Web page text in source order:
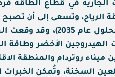
الجارية في قطاع الطاقة
وتسعى إلى أن تصبح
الوصول إلى 42% طاقة
الأخضر وطاقة
ميناء روتردام والمنطقة
السخنة، وتُمكن